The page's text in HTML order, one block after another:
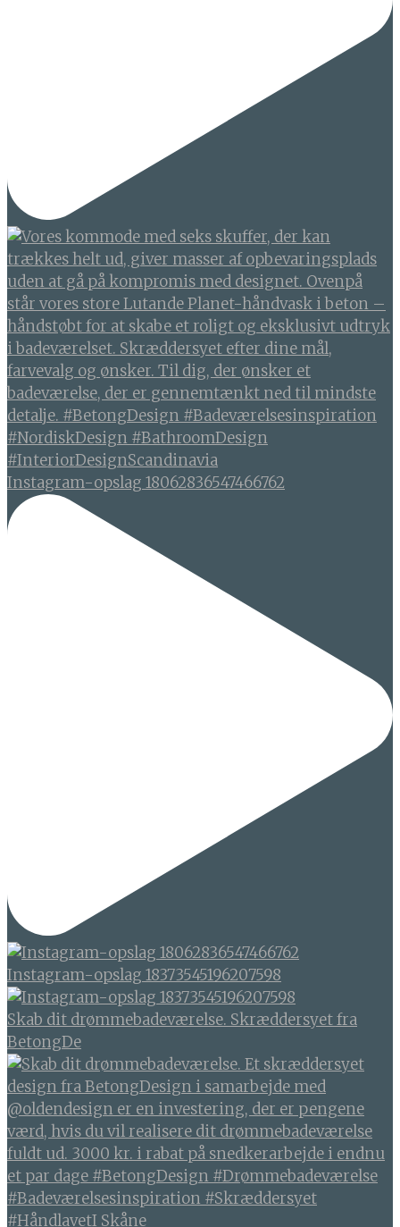
Instagram-opslag 18062836547466762
Instagram-opslag 18373545196207598
Skab dit drømmebadeværelse. Skræddersyet fra
BetongDe